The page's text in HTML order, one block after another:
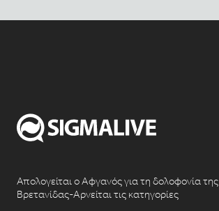
Απολογείται ο Αφγανός για τη δολοφονία της
Βρετανίδας-Αρνείται τις κατηγορίες